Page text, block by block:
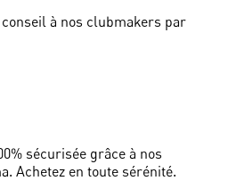
à nos clubmakers par
sécurisée grâce à nos
Achetez en toute sérénité.